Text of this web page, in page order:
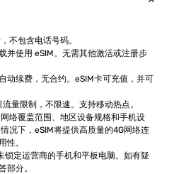
不包含电话号码。
并使用 eSIM。无需其他激活或注册步
动续费，无合约。eSIM卡可充值，并可
量限制，不限速。支持移动热点。
络覆盖范围、地区设备规格和手机设
况下，eSIM将提供高质量的4G网络连
性。
锁定运营商的手机和平板电脑。如有疑
部分。